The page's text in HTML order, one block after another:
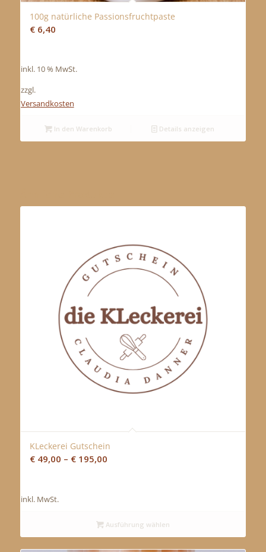
100g natürliche Passionsfruchtpaste
€6,40
inkl. 10 % MwSt.
zzgl.
Versandkosten
In den Warenkorb Details anzeigen
KLeckerei Gutschein
€49,00 – €195,00
inkl. MwSt.
Ausführung wählen